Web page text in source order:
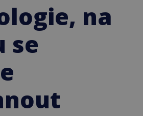
na
se